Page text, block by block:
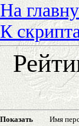
На
К
Показать
Имя